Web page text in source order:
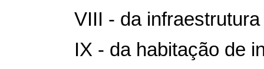
VIII - da
IX - da habitação de